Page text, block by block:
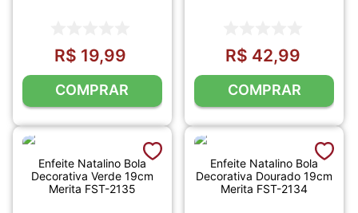
R$ 19,99
COMPRAR
R$ 42,99
COMPRAR
Enfeite Natalino Bola
Decorativa Verde 19cm
Merita FST-2135
Enfeite Natalino Bola
Decorativa Dourado 19cm
Merita FST-2134